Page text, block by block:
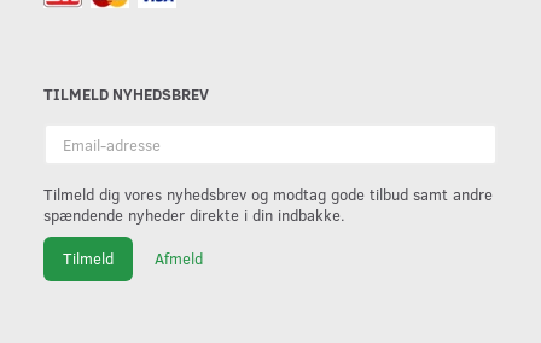
TILMELD NYHEDSBREV
adresse
Tilmeld dig vores nyhedsbrev og modtag gode tilbud samt andre
spændende nyheder direkte i din indbakke.
Tilmeld Afmeld